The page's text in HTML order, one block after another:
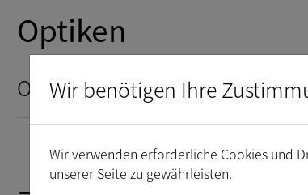
Optiken
Objektive
Wir benötigen Ihre
Wir verwenden erforderliche Cookies und
unserer Seite zu gewährleisten.